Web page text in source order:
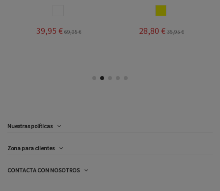
39,95 € 69,95 € 28,80 € 35,95 €
Nuestras políticas
Zona para clientes
CONTACTA CON NOSOTROS